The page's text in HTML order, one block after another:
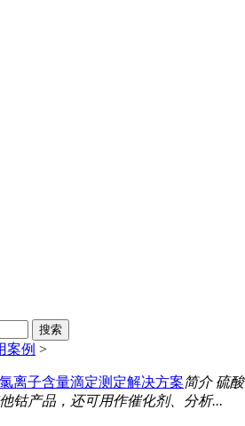
案例 >
离子含量滴定测定解决方案简介 硫
钴产品，还可用作催化剂、分析...